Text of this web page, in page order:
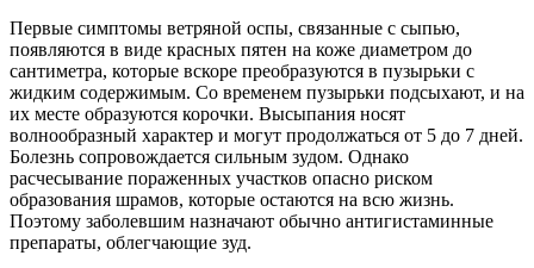
Первые симптомы ветряной оспы, связанные с сыпью,
появляются в виде красных пятен на коже диаметром до
сантиметра, которые вскоре преобразуются в пузырьки с
жидким содержимым. Со временем пузырьки подсыхают, и на
их месте образуются корочки. Высыпания носят
волнообразный характер и могут продолжаться от 5 до 7 дней.
Болезнь сопровождается сильным зудом. Однако
расчесывание пораженных участков опасно риском
образования шрамов, которые остаются на всю жизнь.
Поэтому заболевшим назначают обычно антигистаминные
препараты, облегчающие зуд.